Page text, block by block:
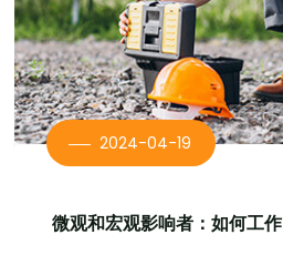
2024-04-19
微观和宏观影响者：如何工作